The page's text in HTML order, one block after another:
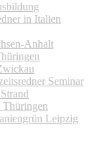
in Italien
Anhalt
Seminar
Thüringen
Leipzig